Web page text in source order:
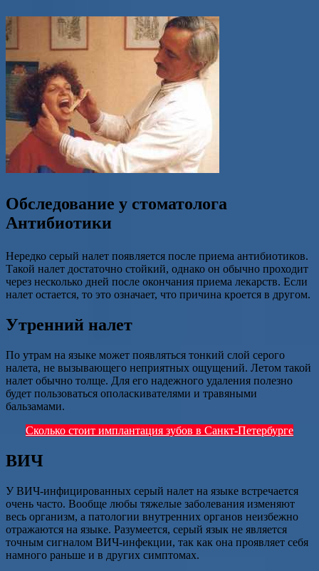
Обследование у стоматолога
Антибиотики
Нередко серый налет появляется после приема антибиотиков.
Такой налет достаточно стойкий, однако он обычно проходит
через несколько дней после окончания приема лекарств. Если
налет остается, то это означает, что причина кроется в другом.
Утренний налет
По утрам на языке может появляться тонкий слой серого
налета, не вызывающего неприятных ощущений. Летом такой
налет обычно толще. Для его надежного удаления полезно
будет пользоваться ополаскивателями и травяными
бальзамами.
Сколько стоит имплантация зубов в Санкт-Петербурге
ВИЧ
У ВИЧ-инфицированных серый налет на языке встречается
очень часто. Вообще любы тяжелые заболевания изменяют
весь организм, а патологии внутренних органов неизбежно
отражаются на языке. Разумеется, серый язык не является
точным сигналом ВИЧ-инфекции, так как она проявляет себя
намного раньше и в других симптомах.